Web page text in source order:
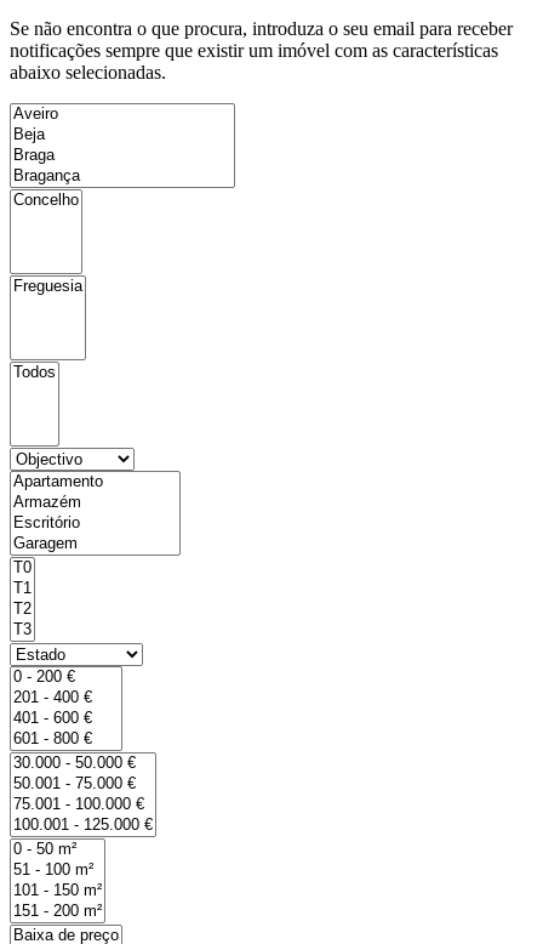
Se não encontra o que procura, introduza o seu email para receber
notificações sempre que existir um imóvel com as características
abaixo selecionadas.